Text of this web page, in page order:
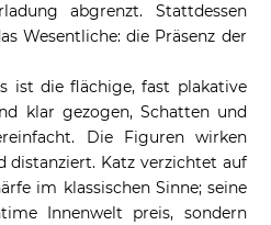
abgrenzt. Stattdessen
Wesentliche: die Präsenz der
ist die flächige, fast plakative
klar gezogen, Schatten und
Die Figuren wirken
distanziert. Katz verzichtet auf
im klassischen Sinne; seine
Innenwelt preis, sondern